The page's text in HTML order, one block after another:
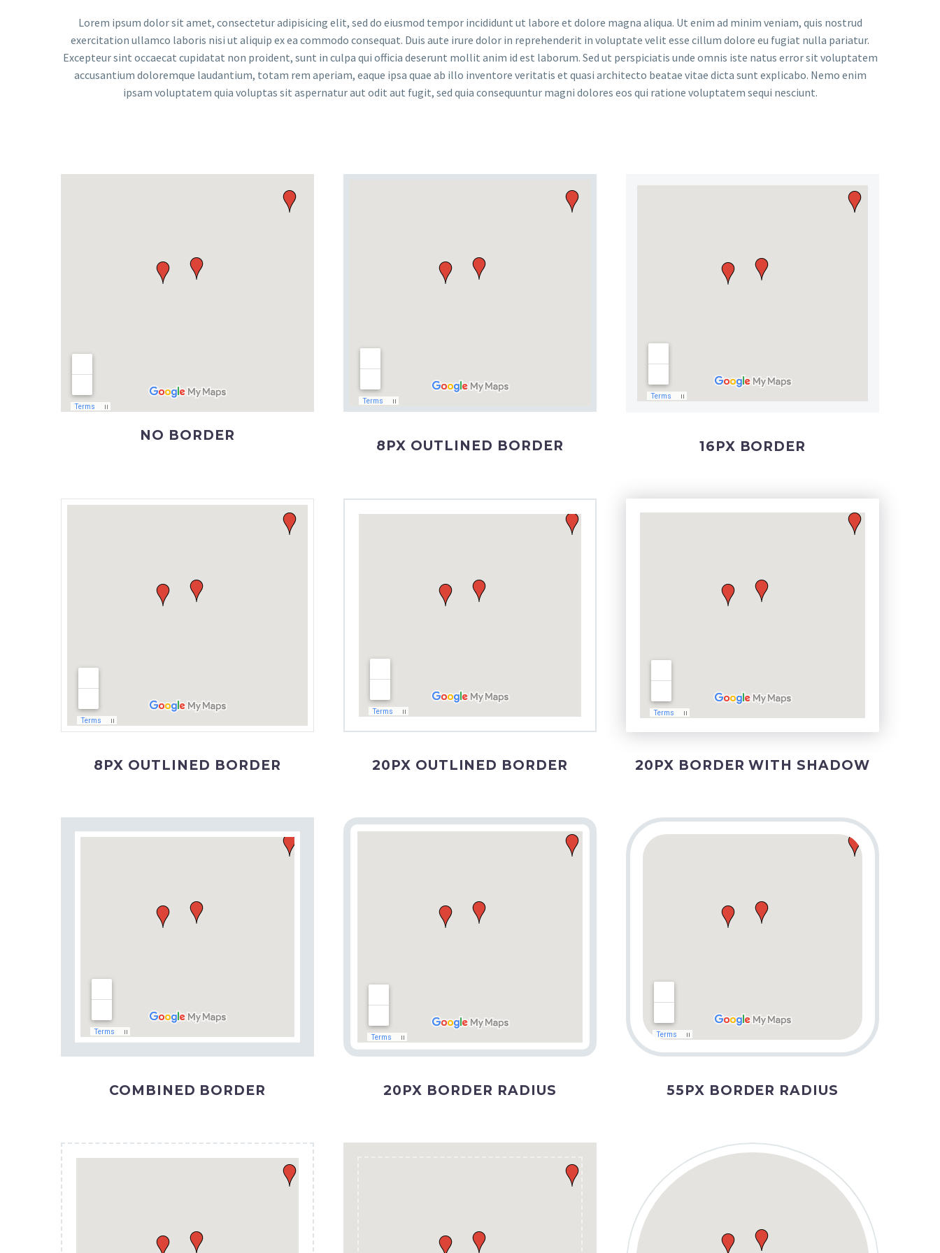
Lorem ipsum dolor sit amet, consectetur adipisicing elit, sed do eiusmod tempor incididunt ut labore et dolore magna aliqua. Ut enim ad minim veniam, quis nostrud
exercitation ullamco laboris nisi ut aliquip ex ea commodo consequat. Duis aute irure dolor in reprehenderit in voluptate velit esse cillum dolore eu fugiat nulla pariatur.
Excepteur sint occaecat cupidatat non proident, sunt in culpa qui officia deserunt mollit anim id est laborum. Sed ut perspiciatis unde omnis iste natus error sit voluptatem
accusantium doloremque laudantium, totam rem aperiam, eaque ipsa quae ab illo inventore veritatis et quasi architecto beatae vitae dicta sunt explicabo. Nemo enim
ipsam voluptatem quia voluptas sit aspernatur aut odit aut fugit, sed quia consequuntur magni dolores eos qui ratione voluptatem sequi nesciunt.
NO BORDER
8PX OUTLINED BORDER 16PX BORDER
8PX OUTLINED BORDER 20PX OUTLINED BORDER 20PX BORDER WITH SHADOW
COMBINED BORDER 20PX BORDER RADIUS 55PX BORDER RADIUS